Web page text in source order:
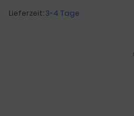
Lieferzeit:3-4 Tage